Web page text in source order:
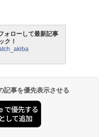
ォローして最新記事
ク！
記事を優先表示させる